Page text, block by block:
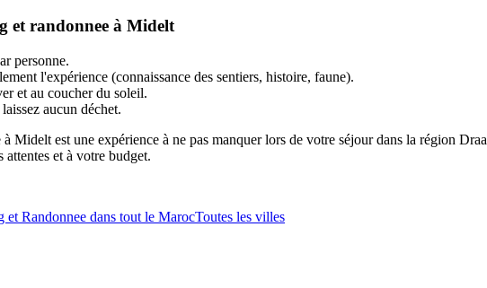
et randonnee à Midelt
personne.
l'expérience (connaissance des sentiers, histoire, faune).
et au coucher du soleil.
aucun déchet.
Midelt est une expérience à ne pas manquer lors de votre séjour dans la région
et à votre budget.
et Randonnee dans tout le MarocToutes les villes